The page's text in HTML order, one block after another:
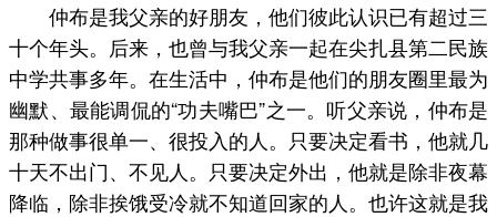
仲布是我父亲的好朋友，他们彼此认识已有超过三
十个年头。后来，也曾与我父亲一起在尖扎县第二民族
中学共事多年。在生活中，仲布是他们的朋友圈里最为
幽默、最能调侃的“功夫嘴巴”之一。听父亲说，仲布是
那种做事很单一、很投入的人。只要决定看书，他就几
十天不出门、不见人。只要决定外出，他就是除非夜幕
降临，除非挨饿受冷就不知道回家的人。也许这就是我